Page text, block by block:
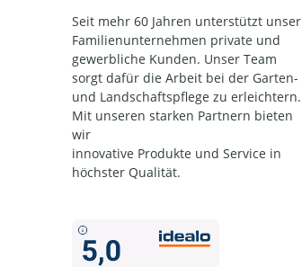
Seit mehr 60 Jahren unterstützt unser
Familienunternehmen private und
gewerbliche Kunden. Unser Team
sorgt dafür die Arbeit bei der Garten-
und Landschaftspflege zu erleichtern.
Mit unseren starken Partnern bieten
wir
innovative Produkte und Service in
höchster Qualität.